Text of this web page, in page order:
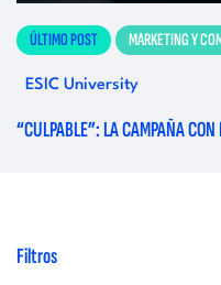
ÚLTIMO POST MARKETING Y
ESIC University
“CULPABLE”: LA CAMPAÑA
Filtros